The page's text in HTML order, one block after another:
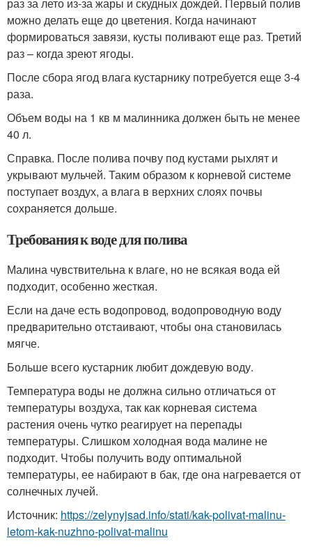
можно делать еще до цветения. Когда начинают
формироваться завязи, кусты поливают еще раз. Третий
раз – когда зреют ягоды.
После сбора ягод влага кустарнику потребуется еще 3-4
раза.
Объем воды на 1 кв м малинника должен быть не менее
40 л.
Справка. После полива почву под кустами рыхлят и
укрывают мульчей. Таким образом к корневой системе
поступает воздух, а влага в верхних слоях почвы
сохраняется дольше.
Требования к воде для полива
Малина чувствительна к влаге, но не всякая вода ей
подходит, особенно жесткая.
Если на даче есть водопровод, водопроводную воду
предварительно отстаивают, чтобы она становилась
мягче.
Больше всего кустарник любит дождевую воду.
Температура воды не должна сильно отличаться от
температуры воздуха, так как корневая система
растения очень чутко реагирует на перепады
температуры. Слишком холодная вода малине не
подходит. Чтобы получить воду оптимальной
температуры, ее набирают в бак, где она нагревается от
солнечных лучей.
Источник: https://zelynyjsad.info/stati/kak-polivat-malinu-
letom-kak-nuzhno-polivat-malinu